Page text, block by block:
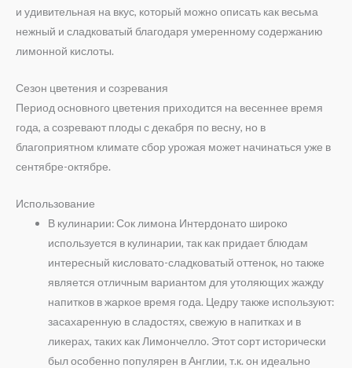
и удивительная на вкус, который можно описать как весьма
нежный и сладковатый благодаря умеренному содержанию
лимонной кислоты.
Сезон цветения и созревания
Период основного цветения приходится на весеннее время
года, а созревают плоды с декабря по весну, но в
благоприятном климате сбор урожая может начинаться уже в
сентябре-октябре.
Использование
В кулинарии: Сок лимона Интердонато широко
используется в кулинарии, так как придает блюдам
интересный кисловато-сладковатый оттенок, но также
является отличным вариантом для утоляющих жажду
напитков в жаркое время года. Цедру также используют:
засахаренную в сладостях, свежую в напитках и в
ликерах, таких как Лимончелло. Этот сорт исторически
был особенно популярен в Англии, т.к. он идеально